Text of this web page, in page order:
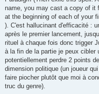
name, you may cast a copy of it
at the beginning of each of your
). C'est hallucinant d'efficacité :
après le premier lancement,
rituel à chaque fois donc trigger
à la fin de la partie je peux cibler
potentiellement perdre 2 points
dimension politique (un joueur
faire piocher plutôt que moi à
truc du genre).